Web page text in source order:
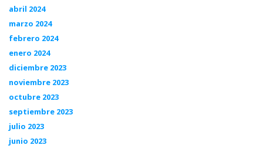
abril 2024
marzo 2024
febrero 2024
enero 2024
diciembre 2023
noviembre 2023
octubre 2023
septiembre 2023
julio 2023
junio 2023